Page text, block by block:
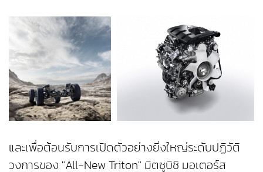
และเพื่อต้อนรับการเปิดตัวอย่างยิ่งใหญ่ระดับปฏิวัติ
วงการของ "All-New Triton" มิตซูบิชิ มอเตอร์ส